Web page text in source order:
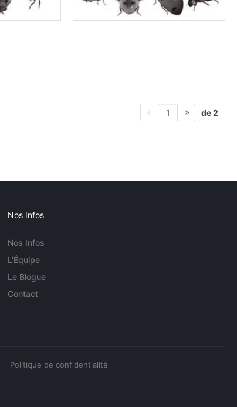
1 de 2
Nos Infos
Nos Infos
L'Équipe
Le Blogue
Contact
Politique de confidentialité